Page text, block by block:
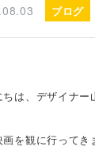
ブログ
は、デザイナー
を観に行ってき